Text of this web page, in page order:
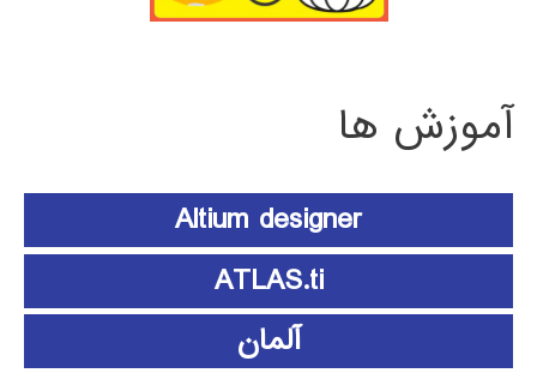
آموزش ها
Altium designer
ATLAS.ti
آلمان